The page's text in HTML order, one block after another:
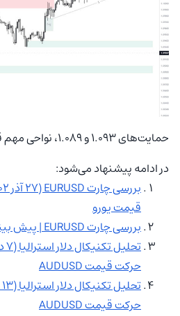
حمایت‌های ۱.۰۹۳ و ۱.۰۸۹، نواحی مهم قیمتی هستند.
در ادامه پیشنهاد می‌شود:
قیمت یورو
بررسی چارت EURUSD | پیش بینی حرکت قیمت یورو
حرکت قیمت AUDUSD
حرکت قیمت AUDUSD